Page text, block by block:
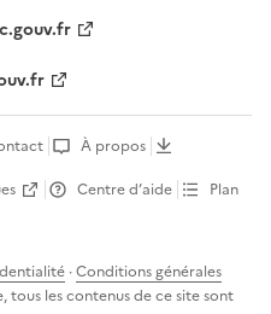
À propos
Centre d’aide
Plan
·Conditions générales
tous les contenus de ce site sont